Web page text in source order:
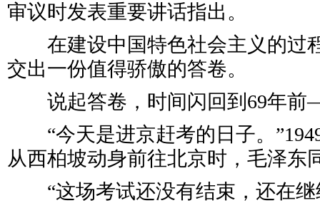
审议时发表重要讲话指出。
在建设中国特色社会主义的过
交出一份值得骄傲的答卷。
说起答卷，时间闪回到69年
“今天是进京赶考的日子。
从西柏坡动身前往北京时，毛泽东
“这场考试还没有结束，还在继